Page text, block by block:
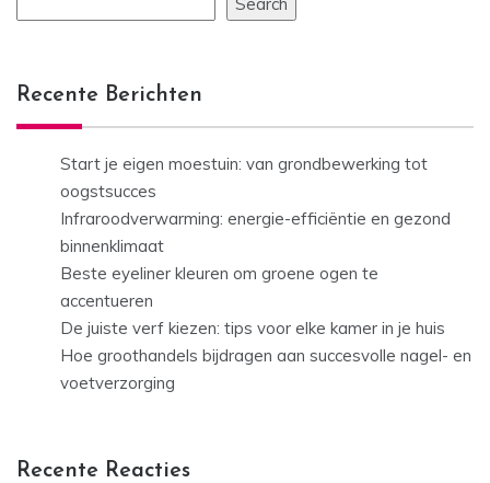
Recente Berichten
Start je eigen moestuin: van grondbewerking tot
oogstsucces
Infraroodverwarming: energie-efficiëntie en gezond
binnenklimaat
Beste eyeliner kleuren om groene ogen te
accentueren
De juiste verf kiezen: tips voor elke kamer in je huis
Hoe groothandels bijdragen aan succesvolle nagel- en
voetverzorging
Recente Reacties